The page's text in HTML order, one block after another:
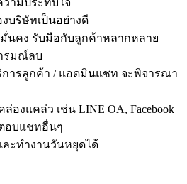
บริษัทเป็นอย่างดี
คง รับมือกับลูกค้าหลากหลาย
รมณ์ลบ
ารลูกค้า / แอดมินแชท จะพิจารณา
องแคล่ว เช่น LINE OA, Facebook
ตอบแชทอื่นๆ
ละทำงานวันหยุดได้